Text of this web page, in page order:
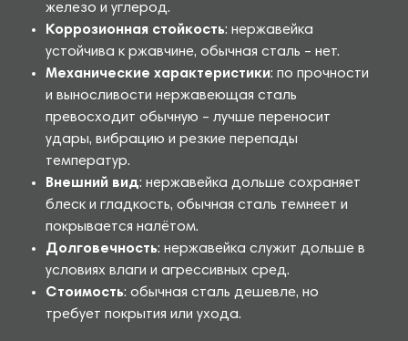
железо и углерод.
Коррозионная стойкость: нержавейка
устойчива к ржавчине, обычная сталь – нет.
Механические характеристики: по прочности
и выносливости нержавеющая сталь
превосходит обычную – лучше переносит
удары, вибрацию и резкие перепады
температур.
Внешний вид: нержавейка дольше сохраняет
блеск и гладкость, обычная сталь темнеет и
покрывается налётом.
Долговечность: нержавейка служит дольше в
условиях влаги и агрессивных сред.
Стоимость: обычная сталь дешевле, но
требует покрытия или ухода.